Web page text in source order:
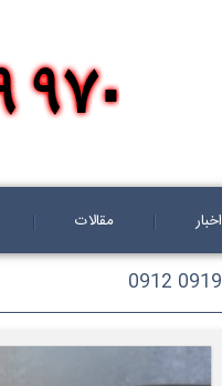
اخبار مقالات